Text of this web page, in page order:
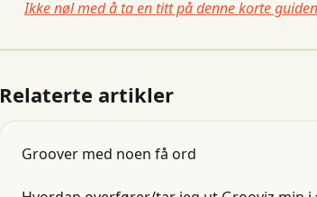
Ikke nøl med å ta en titt på denne korte
Relaterte artikler
Groover med noen få ord